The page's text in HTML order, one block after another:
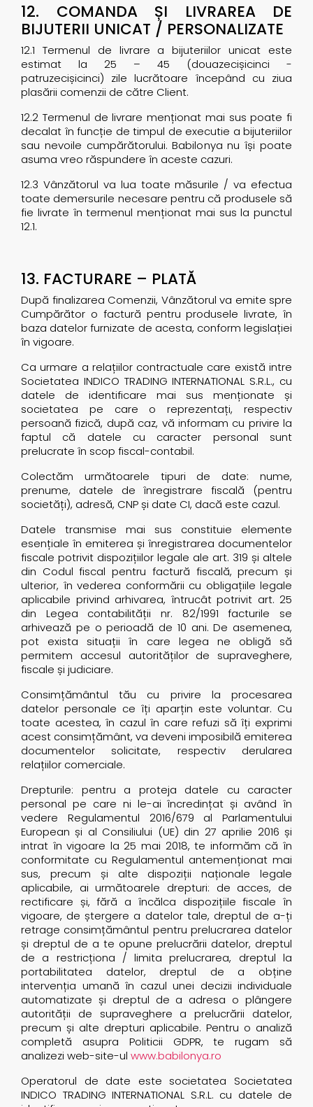
12. COMANDA ȘI LIVRAREA DE
BIJUTERII UNICAT / PERSONALIZATE
12.1 Termenul de livrare a bijuteriilor unicat este
estimat la 25 – 45 (douazecișicinci -
patruzecișicinci) zile lucrătoare începând cu ziua
plasării comenzii de către Client.
12.2 Termenul de livrare menționat mai sus poate fi
decalat în funcție de timpul de executie a bijuteriilor
sau nevoile cumpărătorului. Babilonya nu își poate
asuma vreo răspundere în aceste cazuri.
12.3 Vânzătorul va lua toate măsurile / va efectua
toate demersurile necesare pentru că produsele să
fie livrate în termenul menționat mai sus la punctul
12.1.
13. FACTURARE – PLATĂ
După finalizarea Comenzii, Vânzătorul va emite spre
Cumpărător o factură pentru produsele livrate, în
baza datelor furnizate de acesta, conform legislației
în vigoare.
Ca urmare a relațiilor contractuale care există intre
Societatea INDICO TRADING INTERNATIONAL S.R.L., cu
datele de identificare mai sus menționate și
societatea pe care o reprezentați, respectiv
persoană fizică, după caz, vă informam cu privire la
faptul că datele cu caracter personal sunt
prelucrate în scop fiscal-contabil.
Colectăm următoarele tipuri de date: nume,
prenume, datele de înregistrare fiscală (pentru
societăți), adresă, CNP și date CI, dacă este cazul.
Datele transmise mai sus constituie elemente
esențiale în emiterea și înregistrarea documentelor
fiscale potrivit dispozițiilor legale ale art. 319 și altele
din Codul fiscal pentru factură fiscală, precum și
ulterior, în vederea conformării cu obligațiile legale
aplicabile privind arhivarea, întrucât potrivit art. 25
din Legea contabilității nr. 82/1991 facturile se
arhivează pe o perioadă de 10 ani. De asemenea,
pot exista situații în care legea ne obligă să
permitem accesul autorităților de supraveghere,
fiscale și judiciare.
Consimțământul tău cu privire la procesarea
datelor personale ce îți aparțin este voluntar. Cu
toate acestea, în cazul în care refuzi să îți exprimi
acest consimțământ, va deveni imposibilă emiterea
documentelor solicitate, respectiv derularea
relațiilor comerciale.
Drepturile: pentru a proteja datele cu caracter
personal pe care ni le-ai încredințat și având în
vedere Regulamentul 2016/679 al Parlamentului
European și al Consiliului (UE) din 27 aprilie 2016 și
intrat în vigoare la 25 mai 2018, te informăm că în
conformitate cu Regulamentul antemenționat mai
sus, precum și alte dispoziții naționale legale
aplicabile, ai următoarele drepturi: de acces, de
rectificare și, fără a încălca dispozițiile fiscale în
vigoare, de ștergere a datelor tale, dreptul de a-ți
retrage consimțământul pentru prelucrarea datelor
și dreptul de a te opune prelucrării datelor, dreptul
de a restricționa / limita prelucrarea, dreptul la
portabilitatea datelor, dreptul de a obține
intervenția umană în cazul unei decizii individuale
automatizate și dreptul de a adresa o plângere
autorității de supraveghere a prelucrării datelor,
precum și alte drepturi aplicabile. Pentru o analiză
completă asupra Politicii GDPR, te rugam să
analizezi web-site-ul www.babilonya.ro
Operatorul de date este societatea Societatea
INDICO TRADING INTERNATIONAL S.R.L. cu datele de